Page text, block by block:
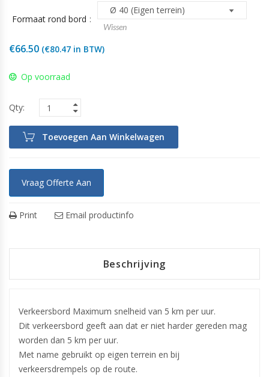
Formaat rond bord
Wissen
€66.50 (€80.47 in BTW)
Op voorraad
Toevoegen Aan Winkelwagen
Vraag Offerte Aan
Print Email productinfo
Beschrijving
Verkeersbord Maximum snelheid van 5 km per uur.
Dit verkeersbord geeft aan dat er niet harder gereden mag
worden dan 5 km per uur.
Met name gebruikt op eigen terrein en bij
verkeersdrempels op de route.